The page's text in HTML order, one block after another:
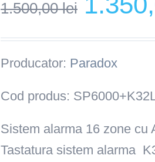
1.500,00lei price
was:
1.500,00 lei.
Producator: Paradox
Cod produs:
Sistem alarma 16 zone cu
Tastatura sistem alarma